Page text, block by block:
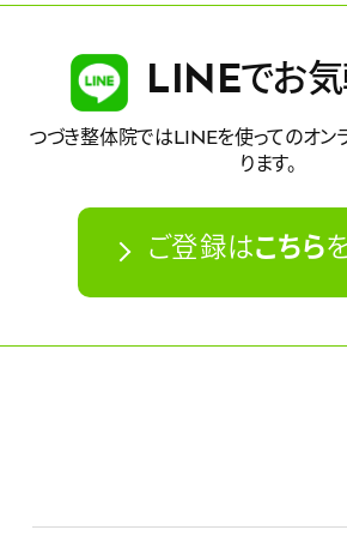
LINEでお気
つづき整体院ではLINEを使ってのオン
ります。
ご登録はこちら